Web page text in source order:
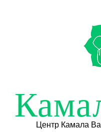
Центр Камала